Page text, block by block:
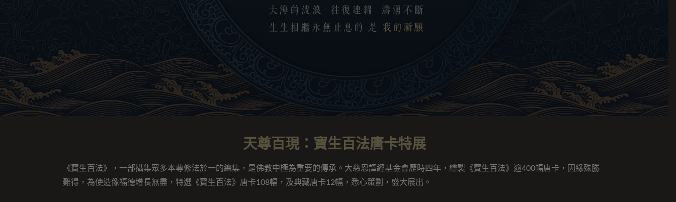
天尊百現：寶生百法唐卡特展
《寶生百法》，一部攝集眾多本尊修法於一的總集，是佛教中極為重要的傳承。大慈恩譯經基金會歷時四年，繪製《寶生百法》逾400幅唐卡，因緣殊勝
難得，為使造像福德增長無盡，特選《寶生百法》唐卡108幅，及典藏唐卡12幅，悉心策劃，盛大展出。